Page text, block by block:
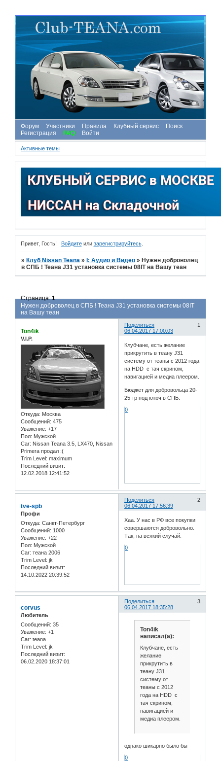
Форум Участники Правила Клубный сервис
Поиск
Регистрация
FAQ Войти
Активные темы
Привет, Гость! Войдитеили зарегистрируйтесь.
» Клуб Nissan Teana » I: Аудио и Bидео » Нужен доброволец
в СПБ ! Теана J31 установка системы 08IT на Вашу теан
Нужен доброволец в СПБ ! Теана J31 установка системы 08IT
на Вашу теан
Страница:1
Поделиться
1
06.04.2017 17:00:03
Ton4ik
V.I.P.
Откуда: Москва
Сообщений: 475
Уважение: +17
Пол: Мужской
Car: Nissan Teana 3.5, LX470, Nissan
Primera продал :(
Trim Level: maximum
Последний визит:
12.02.2018 12:41:52
Клубчане, есть желание
прикрутить в теану J31
систему от теаны с 2012 года
на HDD с тач скрином,
навигацией и медиа плеером.
Бюджет для добровольца 20-
25 тр под ключ в СПБ.
0
Поделиться
2
06.04.2017 17:56:39
tve-spb
Профи
Откуда: Санкт-Петербург
Сообщений: 1000
Уважение: +22
Пол: Мужской
Car: теана 2006
Trim Level: jk
Последний визит:
14.10.2022 20:39:52
Хаа. У нас в РФ все покупки
совершаются добровольно.
Так, на всякий случай.
0
Поделиться
3
06.04.2017 18:35:28
corvus
Любитель
Сообщений: 35
Уважение: +1
Car: teana
Trim Level: jk
Последний визит:
06.02.2020 18:37:01
Ton4ik
написал(а):
Клубчане, есть
желание
прикрутить в
теану J31
систему от
теаны с 2012
года на HDD с
тач скрином,
навигацией и
медиа плеером.
однако шикарно было бы
0